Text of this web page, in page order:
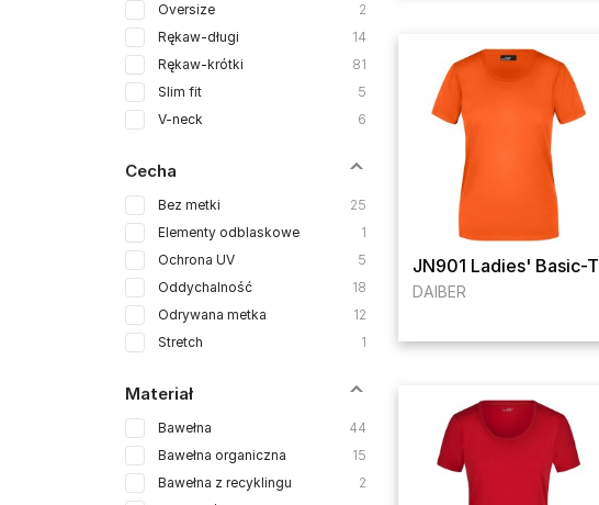
Oversize
2
Rękaw-długi
14
Rękaw-krótki
81
Slim fit
5
V-neck
6
Cecha
Bez metki
25
Elementy odblaskowe
1
Ochrona UV
5
Oddychalność
18
Odrywana metka
12
Stretch
1
Materiał
Bawełna
44
Bawełna organiczna
15
Bawełna z recyklingu
2
JN901 Ladies' Basic-T
DAIBER